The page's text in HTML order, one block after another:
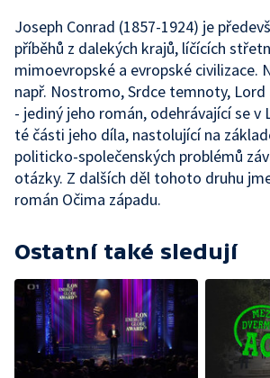
Joseph Conrad (1857-1924) je
příběhů z dalekých krajů, líčících
mimoevropské a evropské civilizace.
např. Nostromo, Srdce temnoty,
- jediný jeho román, odehrávající se v
té části jeho díla, nastolující na
politicko-společenských problémů
otázky. Z dalších děl tohoto druhu
román Očima západu.
Ostatní také sledují